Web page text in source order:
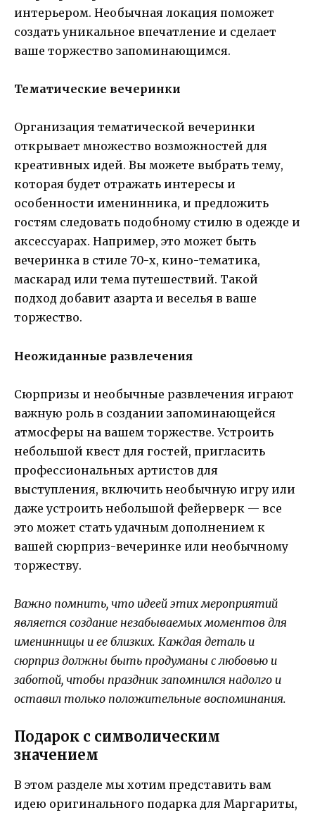
интерьером. Необычная локация поможет
создать уникальное впечатление и сделает
ваше торжество запоминающимся.
Тематические вечеринки
Организация тематической вечеринки
открывает множество возможностей для
креативных идей. Вы можете выбрать тему,
которая будет отражать интересы и
особенности именинника, и предложить
гостям следовать подобному стилю в одежде и
аксессуарах. Например, это может быть
вечеринка в стиле 70-х, кино-тематика,
маскарад или тема путешествий. Такой
подход добавит азарта и веселья в ваше
торжество.
Неожиданные развлечения
Сюрпризы и необычные развлечения играют
важную роль в создании запоминающейся
атмосферы на вашем торжестве. Устроить
небольшой квест для гостей, пригласить
профессиональных артистов для
выступления, включить необычную игру или
даже устроить небольшой фейерверк — все
это может стать удачным дополнением к
вашей сюрприз-вечеринке или необычному
торжеству.
Важно помнить, что идеей этих мероприятий
является создание незабываемых моментов для
именинницы и ее близких. Каждая деталь и
сюрприз должны быть продуманы с любовью и
заботой, чтобы праздник запомнился надолго и
оставил только положительные воспоминания.
Подарок с символическим
значением
В этом разделе мы хотим представить вам
идею оригинального подарка для Маргариты,